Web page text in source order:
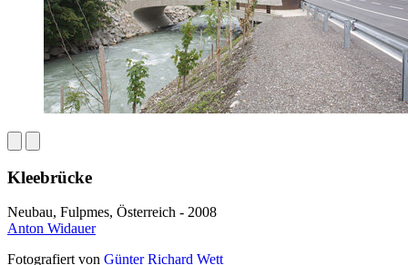
Kleebrücke
Neubau, Fulpmes, Österreich - 2008
Anton Widauer
Fotografiert von Günter Richard Wett